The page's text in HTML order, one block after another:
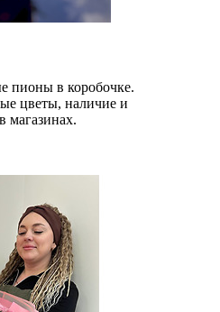
пионы в коробочке.
цветы, наличие и
магазинах.